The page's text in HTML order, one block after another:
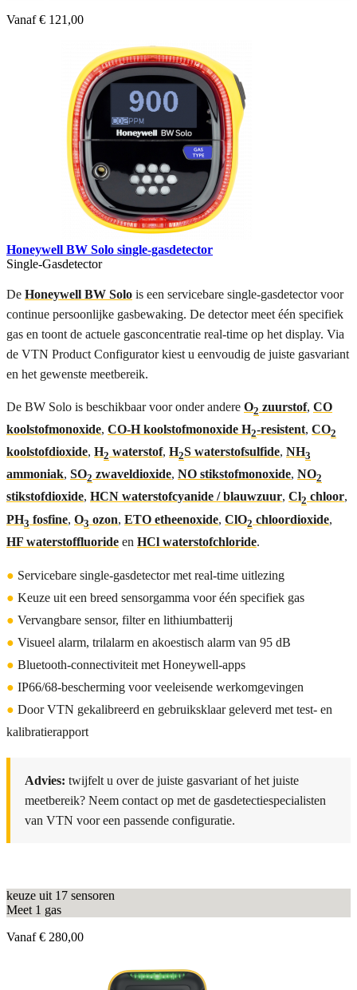
Vanaf € 121,00
Honeywell BW Solo single-gasdetector
Single-Gasdetector
De Honeywell BW Solo is een servicebare single-gasdetector voor
continue persoonlijke gasbewaking. De detector meet één specifiek
gas en toont de actuele gasconcentratie real-time op het display. Via
de VTN Product Configurator kiest u eenvoudig de juiste gasvariant
en het gewenste meetbereik.
De BW Solo is beschikbaar voor onder andere O2 zuurstof, CO
koolstofmonoxide, CO-H koolstofmonoxide H2-resistent, CO2
koolstofdioxide, H2 waterstof, H2S waterstofsulfide, NH3
ammoniak, SO2 zwaveldioxide, NO stikstofmonoxide, NO2
stikstofdioxide, HCN waterstofcyanide / blauwzuur, Cl2 chloor,
PH3 fosfine, O3 ozon, ETO etheenoxide, ClO2 chloordioxide,
HF waterstoffluoride en HCl waterstofchloride.
● Servicebare single-gasdetector met real-time uitlezing
● Keuze uit een breed sensorgamma voor één specifiek gas
● Vervangbare sensor, filter en lithiumbatterij
● Visueel alarm, trilalarm en akoestisch alarm van 95 dB
● Bluetooth-connectiviteit met Honeywell-apps
● IP66/68-bescherming voor veeleisende werkomgevingen
● Door VTN gekalibreerd en gebruiksklaar geleverd met test- en
kalibratierapport
Advies: twijfelt u over de juiste gasvariant of het juiste
meetbereik? Neem contact op met de gasdetectiespecialisten
van VTN voor een passende configuratie.
keuze uit 17 sensoren
Meet 1 gas
Vanaf € 280,00